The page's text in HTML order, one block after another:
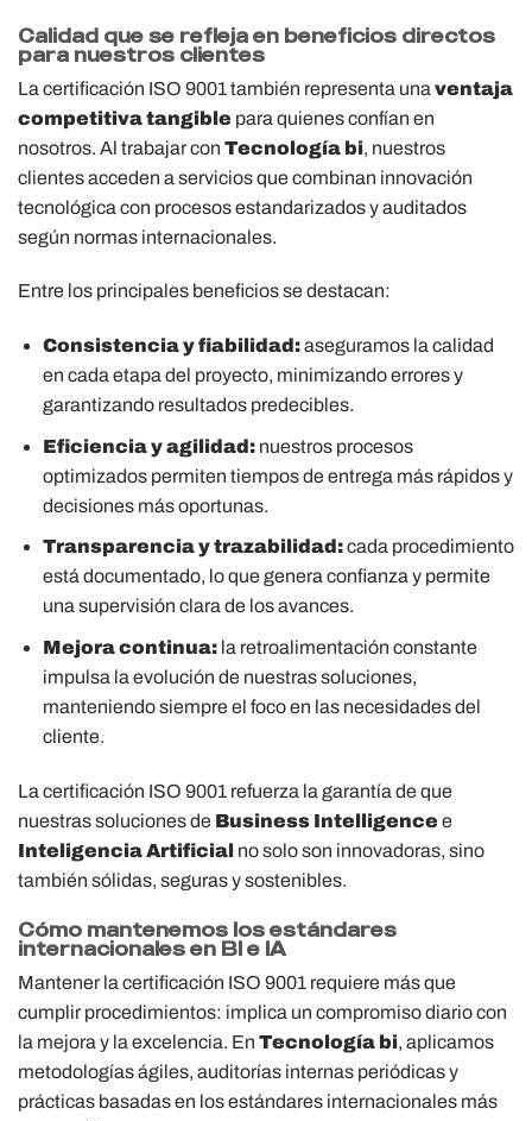
Calidad que se refleja en beneficios directos
para nuestros clientes
La certificación ISO 9001 también representa una ventaja
competitiva tangible para quienes confían en
nosotros. Al trabajar con Tecnología bi, nuestros
clientes acceden a servicios que combinan innovación
tecnológica con procesos estandarizados y auditados
según normas internacionales.
Entre los principales beneficios se destacan:
Consistencia y fiabilidad:aseguramos la calidad
en cada etapa del proyecto, minimizando errores y
garantizando resultados predecibles.
Eficiencia y agilidad:nuestros procesos
optimizados permiten tiempos de entrega más rápidos y
decisiones más oportunas.
Transparencia y trazabilidad:cada procedimiento
está documentado, lo que genera confianza y permite
una supervisión clara de los avances.
Mejora continua:la retroalimentación constante
impulsa la evolución de nuestras soluciones,
manteniendo siempre el foco en las necesidades del
cliente.
La certificación ISO 9001 refuerza la garantía de que
nuestras soluciones de Business Intelligence e
Inteligencia Artificial no solo son innovadoras, sino
también sólidas, seguras y sostenibles.
Cómo mantenemos los estándares
internacionales en BI e IA
Mantener la certificación ISO 9001 requiere más que
cumplir procedimientos: implica un compromiso diario con
la mejora y la excelencia. En Tecnología bi, aplicamos
metodologías ágiles, auditorías internas periódicas y
prácticas basadas en los estándares internacionales más